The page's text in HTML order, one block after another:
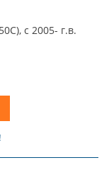
с 2005- г.в.